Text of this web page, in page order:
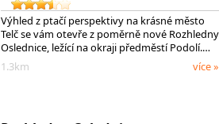
Výhled z ptačí perspektivy na krásné město
Telč se vám otevře z poměrně nové Rozhledny
Oslednice, ležící na okraji předměstí Podolí.…
1.3km
více »